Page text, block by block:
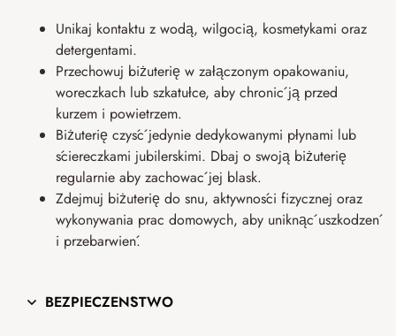
Unikaj kontaktu z wodą, wilgocią, kosmetykami oraz
detergentami.
Przechowuj biżuterię w załączonym opakowaniu,
woreczkach lub szkatułce, aby chronić ją przed
kurzem i powietrzem.
Biżuterię czyść jedynie dedykowanymi płynami lub
ściereczkami jubilerskimi. Dbaj o swoją biżuterię
regularnie aby zachować jej blask.
Zdejmuj biżuterię do snu, aktywności fizycznej oraz
wykonywania prac domowych, aby uniknąć uszkodzeń
i przebarwień.
BEZPIECZEŃSTWO